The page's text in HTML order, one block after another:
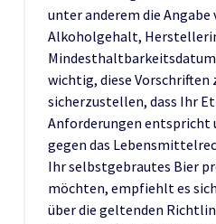
unter anderem die
Alkoholgehalt,
Mindesthaltbarkeitsdatum
wichtig, diese Vorschriften
sicherzustellen, dass Ihr
Anforderungen entspricht
gegen das
Ihr selbstgebrautes Bier
möchten, empfiehlt es
über die geltenden